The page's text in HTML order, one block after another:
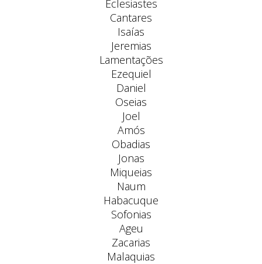
Eclesiastes
Cantares
Isaías
Jeremias
Lamentações
Ezequiel
Daniel
Oseias
Joel
Amós
Obadias
Jonas
Miqueias
Naum
Habacuque
Sofonias
Ageu
Zacarias
Malaquias